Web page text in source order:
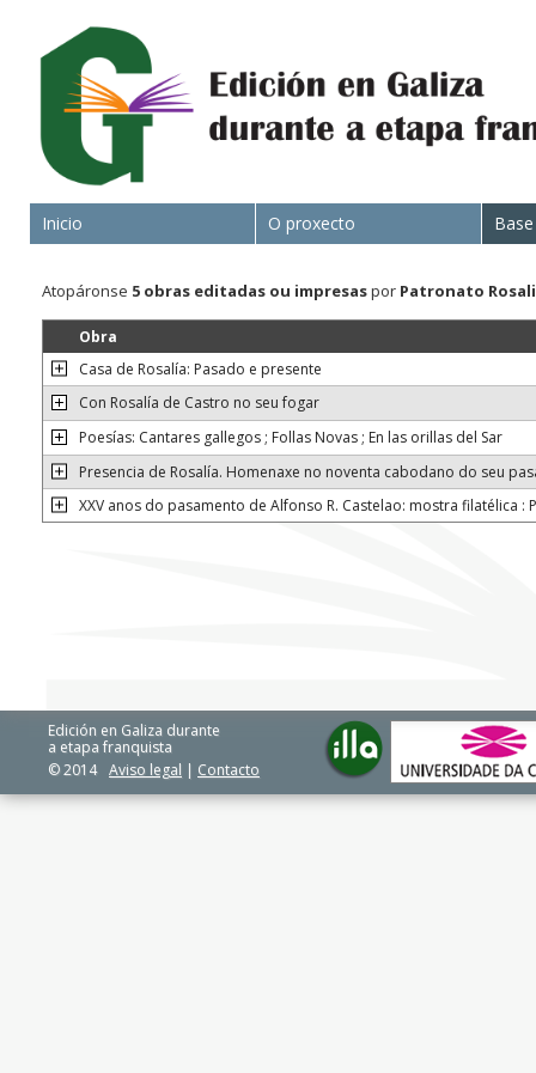
Inicio O proxecto
Atopáronse 5 obras editadas ou impresaspor Patronato
Obra
Casa de Rosalía: Pasado e presente
Con Rosalía de Castro no seu fogar
Poesías: Cantares gallegos ; Follas Novas ; En las orillas del Sar
Presencia de Rosalía. Homenaxe no noventa cabodano do seu
XXV anos do pasamento de Alfonso R. Castelao: mostra filatélica :
Edición en Galiza durante
a etapa franquista
© 2014 Aviso legal | Contacto